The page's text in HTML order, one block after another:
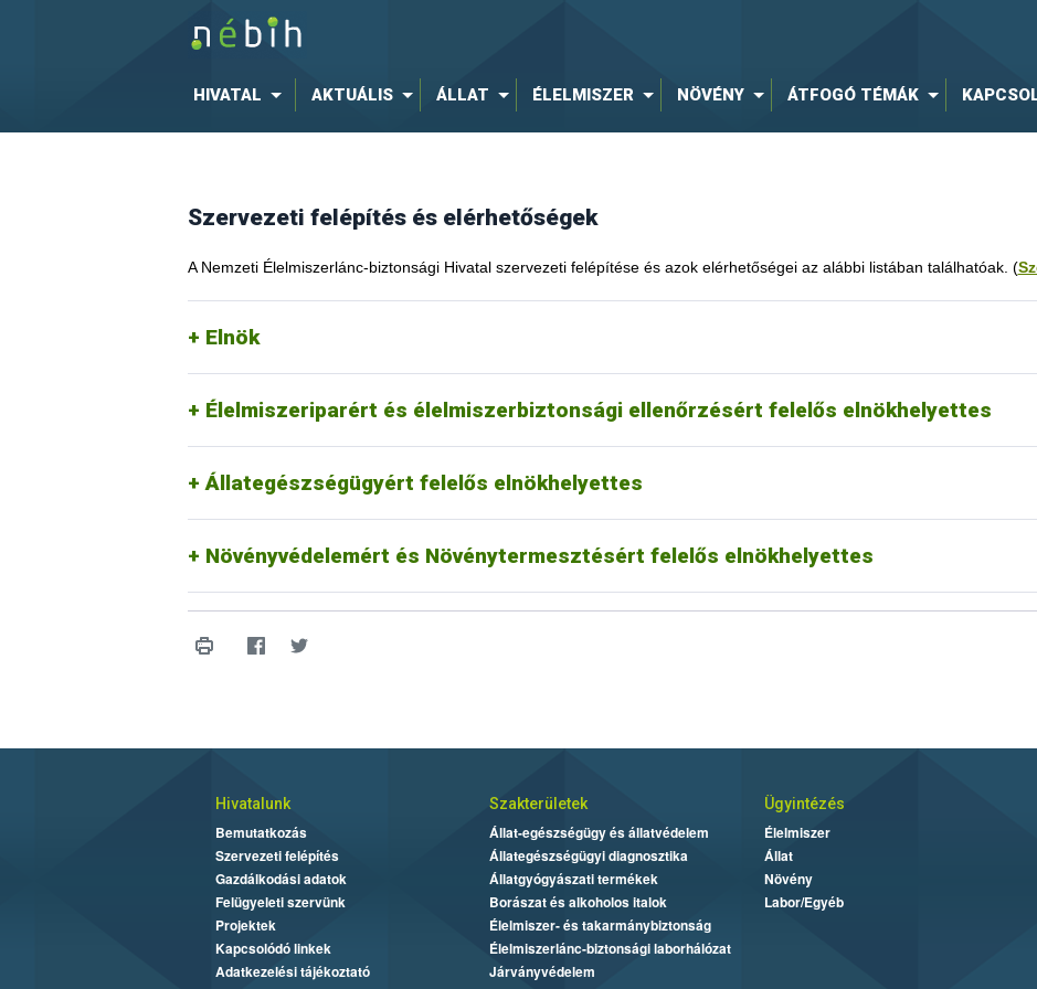
HIVATAL AKTUÁLIS ÁLLAT ÉLELMISZER NÖVÉNY ÁTFOGÓ TÉMÁK
Szervezeti felépítés és elérhetőségek
A Nemzeti Élelmiszerlánc-biztonsági Hivatal szervezeti felépítése és azok elérhetőségei az alábbi listában találhatóak. (
Elnök
Élelmiszeriparért és élelmiszerbiztonsági ellenőrzésért felelős elnökhelyettes
Állategészségügyért felelős elnökhelyettes
Növényvédelemért és Növénytermesztésért felelős elnökhelyettes
Hivatalunk
Bemutatkozás
Szervezeti felépítés
Gazdálkodási adatok
Felügyeleti szervünk
Projektek
Kapcsolódó linkek
Adatkezelési tájékoztató
Szakterületek
Állat-egészségügy és állatvédelem
Állategészségügyi diagnosztika
Állatgyógyászati termékek
Borászat és alkoholos italok
Élelmiszer- és takarmánybiztonság
Élelmiszerlánc-biztonsági laborhálózat
Járványvédelem
Ügyintézés
Élelmiszer
Állat
Növény
Labor/Egyéb